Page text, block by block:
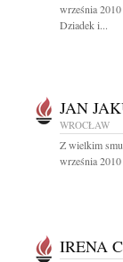
września 2010
Dziadek i...
JAN
WROCŁAW
Z wielkim
września
IRENA